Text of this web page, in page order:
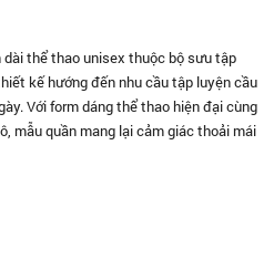
dài thể thao unisex thuộc bộ sưu tập
kế hướng đến nhu cầu tập luyện cầu
Với form dáng thể thao hiện đại cùng
mẫu quần mang lại cảm giác thoải mái